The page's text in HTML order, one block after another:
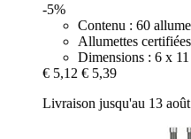
-5%
Contenu : 60
Allumettes
Dimensions : 6 x
€ 5,12 € 5,39
Livraison jusqu'au 13 août